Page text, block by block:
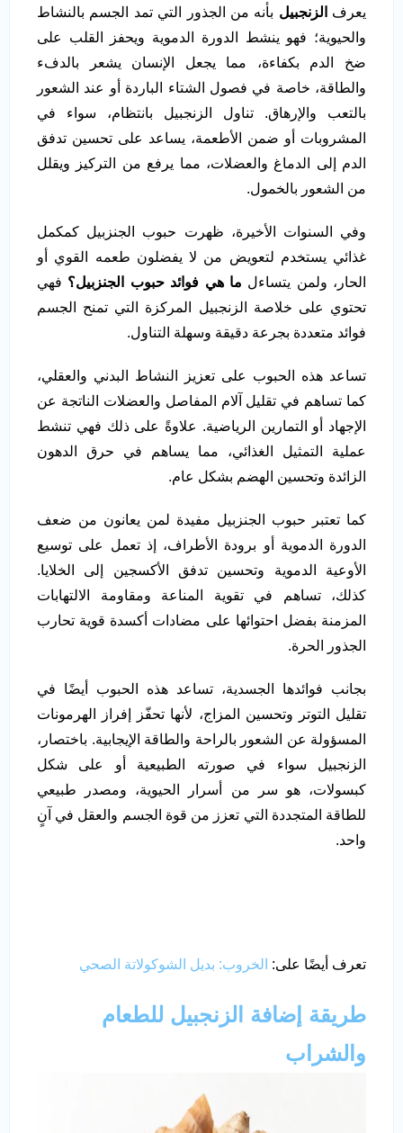
يعرف الزنجبيل بأنه من الجذور التي تمد الجسم بالنشاط
والحيوية؛ فهو ينشط الدورة الدموية ويحفز القلب على
ضخ الدم بكفاءة، مما يجعل الإنسان يشعر بالدفء
والطاقة، خاصة في فصول الشتاء الباردة أو عند الشعور
بالتعب والإرهاق. تناول الزنجبيل بانتظام، سواء في
المشروبات أو ضمن الأطعمة، يساعد على تحسين تدفق
الدم إلى الدماغ والعضلات، مما يرفع من التركيز ويقلل
من الشعور بالخمول.
وفي السنوات الأخيرة، ظهرت حبوب الجنزبيل كمكمل
غذائي يستخدم لتعويض من لا يفضلون طعمه القوي أو
الحار، ولمن يتساءل ما هي فوائد حبوب الجنزبيل؟ فهي
تحتوي على خلاصة الزنجبيل المركزة التي تمنح الجسم
فوائد متعددة بجرعة دقيقة وسهلة التناول.
تساعد هذه الحبوب على تعزيز النشاط البدني والعقلي،
كما تساهم في تقليل آلام المفاصل والعضلات الناتجة عن
الإجهاد أو التمارين الرياضية. علاوةً على ذلك فهي تنشط
عملية التمثيل الغذائي، مما يساهم في حرق الدهون
الزائدة وتحسين الهضم بشكل عام.
كما تعتبر حبوب الجنزبيل مفيدة لمن يعانون من ضعف
الدورة الدموية أو برودة الأطراف، إذ تعمل على توسيع
الأوعية الدموية وتحسين تدفق الأكسجين إلى الخلايا.
كذلك، تساهم في تقوية المناعة ومقاومة الالتهابات
المزمنة بفضل احتوائها على مضادات أكسدة قوية تحارب
الجذور الحرة.
بجانب فوائدها الجسدية، تساعد هذه الحبوب أيضًا في
تقليل التوتر وتحسين المزاج، لأنها تحفّز إفراز الهرمونات
المسؤولة عن الشعور بالراحة والطاقة الإيجابية. باختصار،
الزنجبيل سواء في صورته الطبيعية أو على شكل
كبسولات، هو سر من أسرار الحيوية، ومصدر طبيعي
للطاقة المتجددة التي تعزز من قوة الجسم والعقل في آنٍ
واحد.
تعرف أيضًا على: الخروب: بديل الشوكولاتة الصحي
طريقة إضافة الزنجبيل للطعام
والشراب